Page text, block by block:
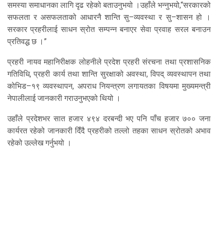
समस्या समाधानका लागि दृढ रहेको बताउनुभयो ।उहाँले भन्नुभयो,“सरकारको
सफलता र असफलताको आधारनै शान्ति सु–व्यवस्था र सु–शासन हो ।
सरकार प्रहरीलाई साधन स्रोत सम्पन्न बनाएर सेवा प्रवाह सरल बनाउन
प्रतिवद्ध छ ।”
प्रहरी नायव महानिरीक्षक लोहनीले प्रदेश प्रहरी संरचना तथा प्रशासनिक
गतिविधि, प्रहरी कार्य तथा शान्ति सुरक्षाको अवस्था, विपद् व्यवस्थापन तथा
कोभिड–१९ व्यवस्थापन, अपराध नियन्त्रण लगायतका विषयमा मुख्यमन्त्री
नेपालीलाई जानकारी गराउनुभएको थियो ।
उहाँले प्रदेशभर सात हजार ४९४ दरबन्दी भए पनि पाँच हजार ७०० जना
कार्यरत रहेको जानकारी दिँदै प्रहरीको तल्लो तहका साधन स्रोतको अभाव
रहेको उल्लेख गर्नुभयो ।